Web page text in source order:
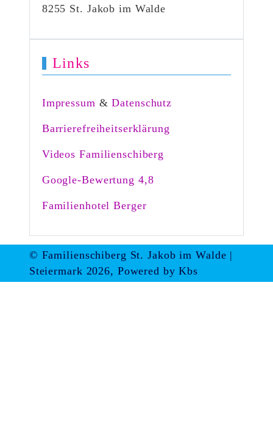
8255 St. Jakob im Walde
Links
Impressum &Datenschutz
Barrierefreiheitserklärung
Videos Familienschiberg
Google-Bewertung 4,8
Familienhotel Berger
© Familienschiberg St. Jakob im Walde |
Steiermark 2026, Powered byKbs